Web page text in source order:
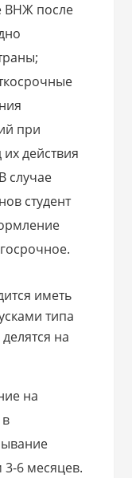
ВНЖ после
при
действия
случае
студент
иметь
типа
на
на
6 месяцев.